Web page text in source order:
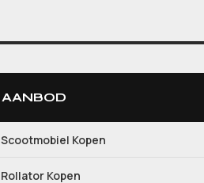
AANBOD
Scootmobiel Kopen
Rollator Kopen